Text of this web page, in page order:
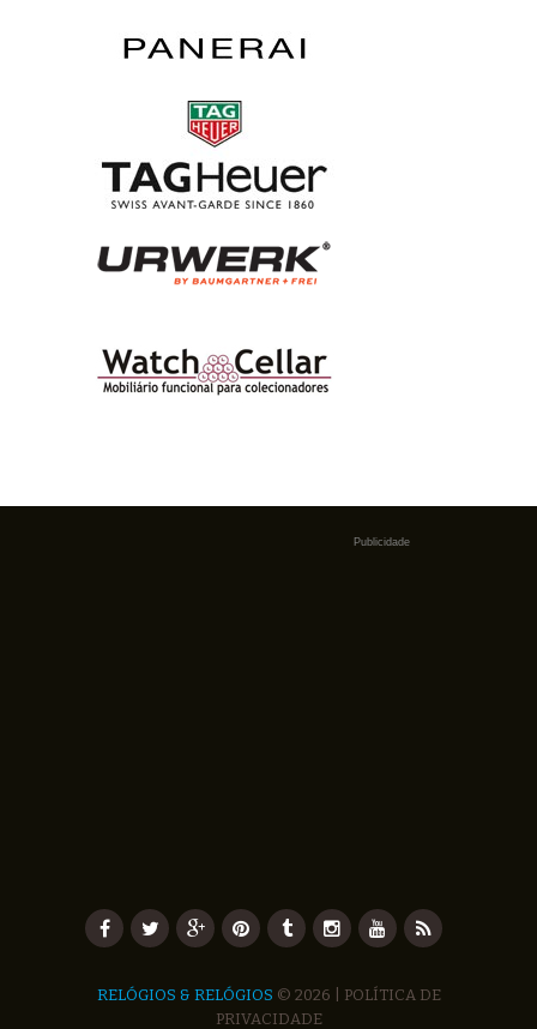
Publicidade
RELÓGIOS & RELÓGIOS © 2026 | POLÍTICA DE
PRIVACIDADE